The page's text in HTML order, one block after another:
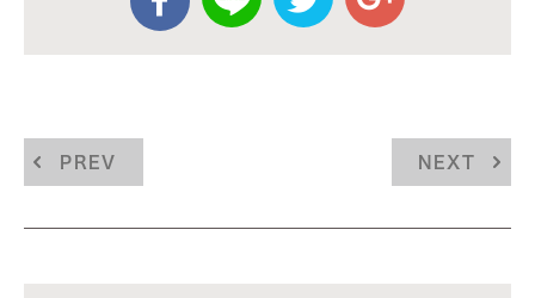
PREV NEXT